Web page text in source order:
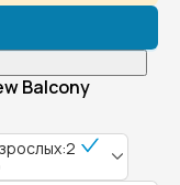
Balcony